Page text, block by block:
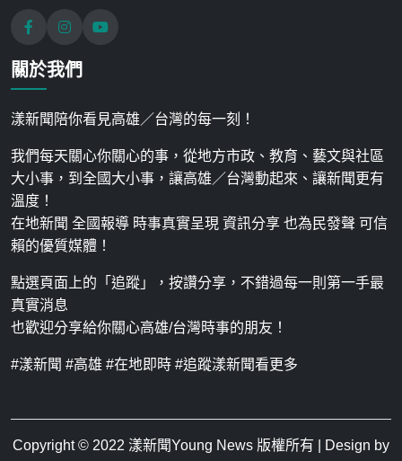
關於我們
漾新聞陪你看見高雄／台灣的每一刻！
我們每天關心你關心的事，從地方市政、教育、藝文與社區
大小事，到全國大小事，讓高雄／台灣動起來、讓新聞更有
溫度！
在地新聞 全國報導 時事真實呈現 資訊分享 也為民發聲 可信
賴的優質媒體！
點選頁面上的「追蹤」，按讚分享，不錯過每一則第一手最
真實消息
也歡迎分享給你關心高雄/台灣時事的朋友！
#漾新聞 #高雄 #在地即時 #追蹤漾新聞看更多
Copyright © 2022 漾新聞Young News 版權所有 | Design by